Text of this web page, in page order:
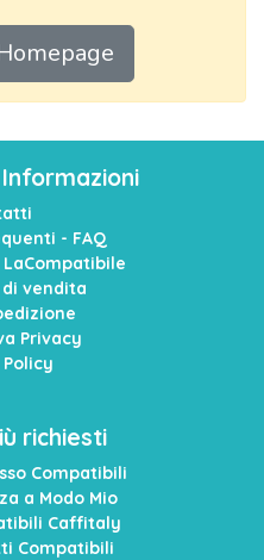
- FAQ
vendita
Privacy
richiesti
Compatibili
a Modo Mio
Caffitaly
Compatibili